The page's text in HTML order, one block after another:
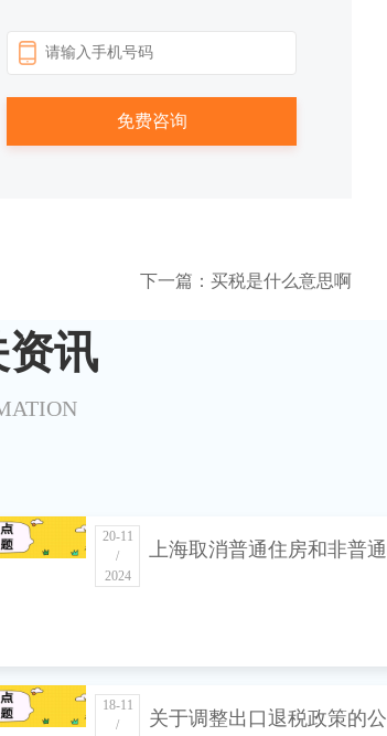
下一篇：买税是什么意思啊
讯
20-11
/
2024
上海取消普通住房和非普通
18-11
/
关于调整出口退税政策的公